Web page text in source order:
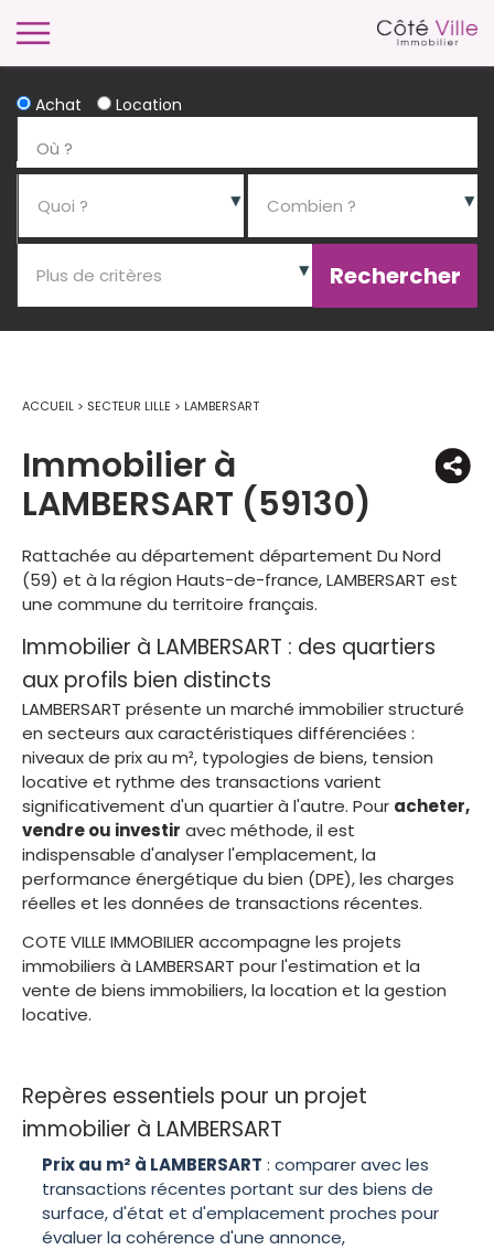
Achat Location
ACCUEIL > SECTEUR LILLE > LAMBERSART
Immobilier à
LAMBERSART (59130)
Rattachée au département département Du Nord
(59) et à la région Hauts-de-france, LAMBERSART est
une commune du territoire français.
Immobilier à LAMBERSART : des quartiers
aux profils bien distincts
LAMBERSART présente un marché immobilier structuré
en secteurs aux caractéristiques différenciées :
niveaux de prix au m², typologies de biens, tension
locative et rythme des transactions varient
significativement d'un quartier à l'autre. Pour acheter,
vendre ou investir avec méthode, il est
indispensable d'analyser l'emplacement, la
performance énergétique du bien (DPE), les charges
réelles et les données de transactions récentes.
COTE VILLE IMMOBILIER accompagne les projets
immobiliers à LAMBERSART pour l'estimation et la
vente de biens immobiliers, la location et la gestion
locative.
Repères essentiels pour un projet
immobilier à LAMBERSART
Prix au m² à LAMBERSART : comparer avec les
transactions récentes portant sur des biens de
surface, d'état et d'emplacement proches pour
évaluer la cohérence d'une annonce,